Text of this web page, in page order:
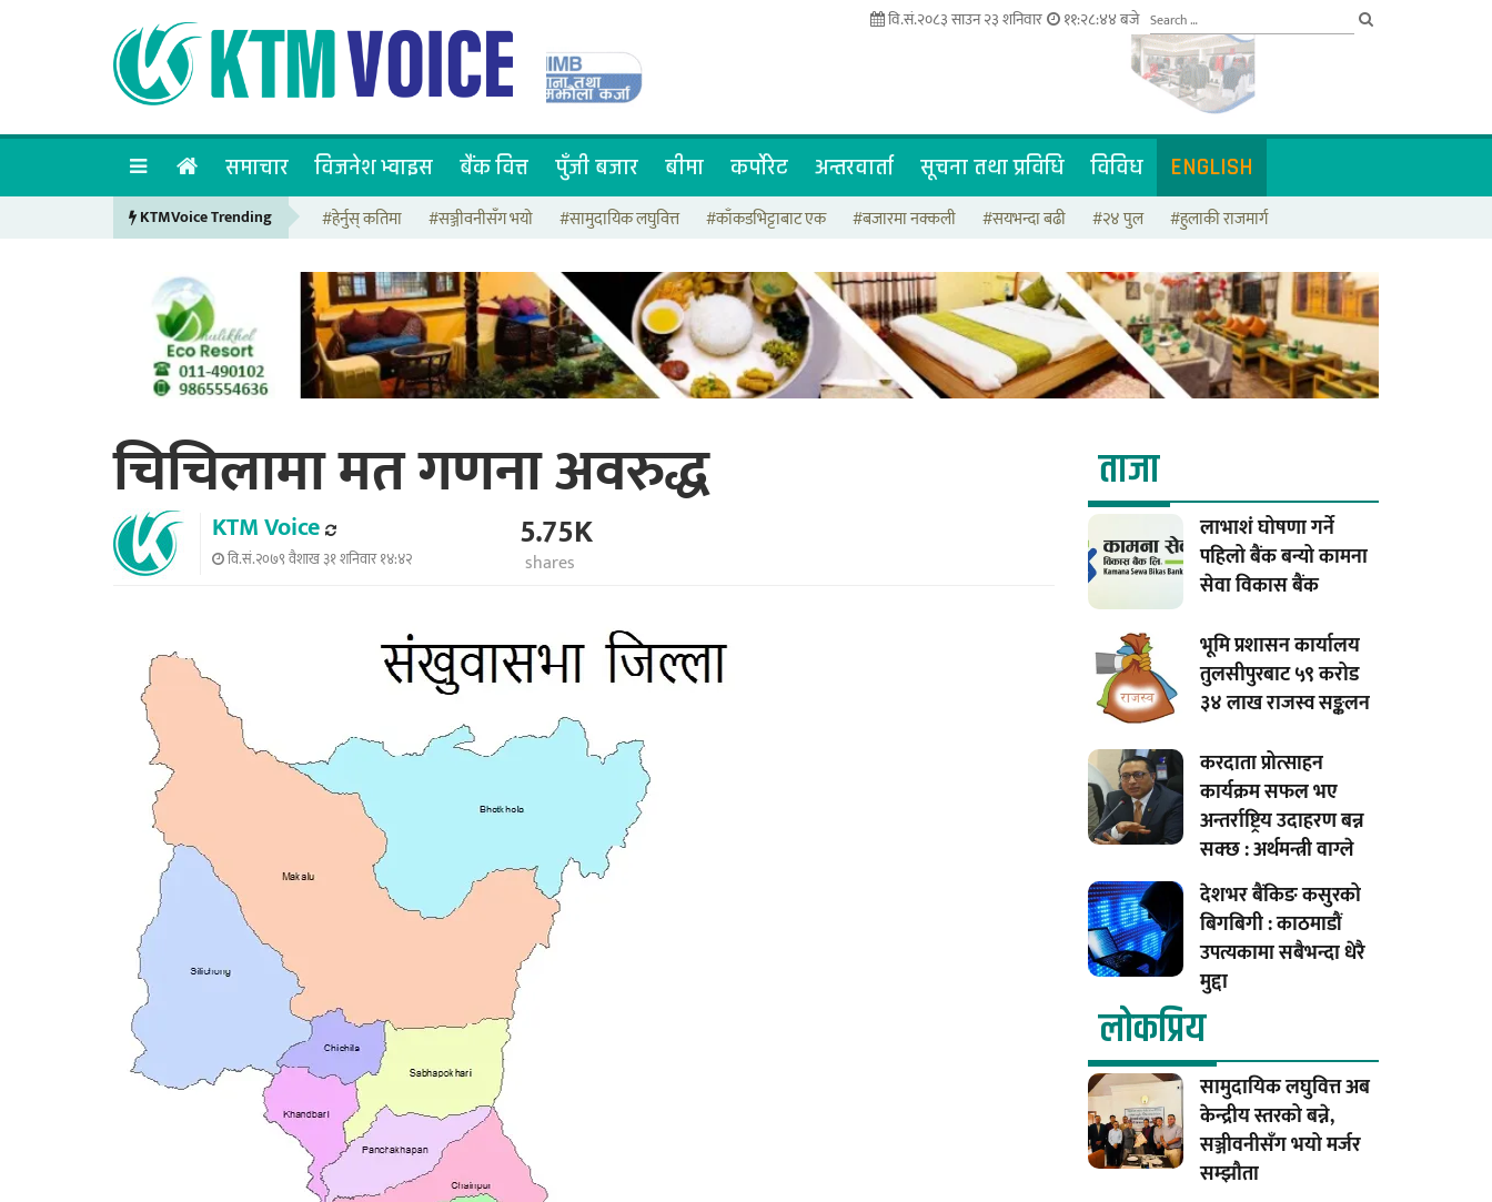
वि.सं.२०८३ साउन २३ शनिवार ११:२८:४५ बजे
समाचार विजनेश भ्वाइस बैंक वित्त पुँजी बजार बीमा कर्पोरेट अन्तरवार्ता सूचना तथा प्रविधि विविध ENGLISH
KTMVoice Trending #हेर्नुस् कतिमा #सञ्जीवनीसँग भयो #सामुदायिक लघुवित्त #काँकडभिट्टाबाट एक #बजारमा नक्कली #सयभन्दा बढी #२४ पुल #हुलाकी राजमार्ग
चिचिलामा मत गणना अवरुद्ध
KTM Voice
वि.सं.२०७९ वैशाख ३१ शनिवार १४:४२
5.75K
shares
ताजा
लाभाशं घोषणा गर्ने
पहिलो बैंक बन्यो कामना
सेवा विकास बैंक
भूमि प्रशासन कार्यालय
तुलसीपुरबाट ५९ करोड
३४ लाख राजस्व सङ्कलन
करदाता प्रोत्साहन
कार्यक्रम सफल भए
अन्तर्राष्ट्रिय उदाहरण बन्न
सक्छ : अर्थमन्त्री वाग्ले
देशभर बैंकिङ कसुरको
बिगबिगी : काठमाडौं
उपत्यकामा सबैभन्दा धेरै
मुद्दा
लाेकप्रिय
सामुदायिक लघुवित्त अब
केन्द्रीय स्तरको बन्ने,
सञ्जीवनीसँग भयो मर्जर
सम्झौता